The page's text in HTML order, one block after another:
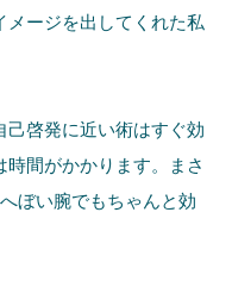
ージを出してくれた私
啓発に近い術はすぐ効
間がかかります。まさ
ぼい腕でもちゃんと効